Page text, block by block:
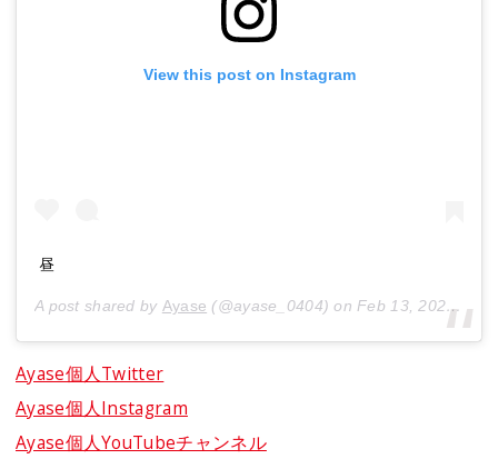
View this post on Instagram
昼
A post shared by Ayase (@ayase_0404) on Feb 13, 2020 at 8:33am PST
Ayase個人Twitter
Ayase個人Instagram
Ayase個人YouTubeチャンネル